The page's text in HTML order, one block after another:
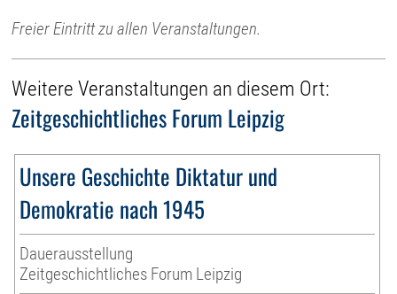
Freier Eintritt zu allen Veranstaltungen.
Weitere Veranstaltungen an diesem Ort:
Zeitgeschichtliches Forum Leipzig
Unsere Geschichte Diktatur und
Demokratie nach 1945
Dauerausstellung
Zeitgeschichtliches Forum Leipzig